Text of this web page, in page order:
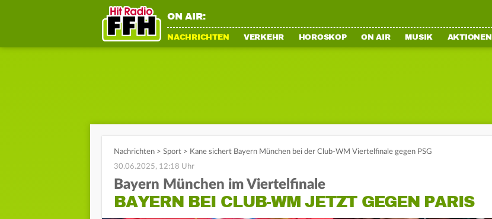
ON AIR:
NACHRICHTEN VERKEHR HOROSKOP ON AIR MUSIK AKTIONEN
Nachrichten > Sport > Kane sichert Bayern München bei der Club-WM Viertelfinale gegen PSG
30.06.2025, 12:18 Uhr
Bayern München im Viertelfinale
BAYERN BEI CLUB-WM JETZT GEGEN PARIS